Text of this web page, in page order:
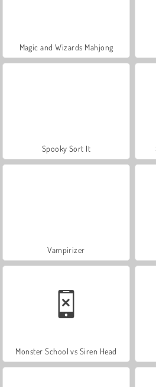
Magic and Wizards Mahjong
Spooky Sort It
Vampirizer
Monster School vs Siren Head